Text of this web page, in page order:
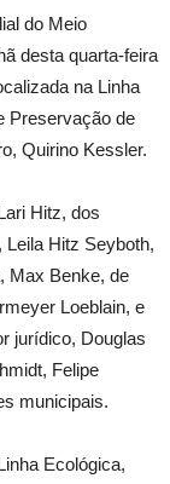
do Meio
desta quarta-feira
na Linha
Preservação de
Quirino Kessler.
Hitz, dos
Hitz Seyboth,
Max Benke, de
Loeblain, e
jurídico, Douglas
Felipe
municipais.
Ecológica,